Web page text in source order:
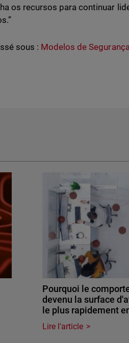
os recursos para continuar
sous : Modelos de
Pourquoi le
devenu la surface
le plus rapidement
Lire l'article